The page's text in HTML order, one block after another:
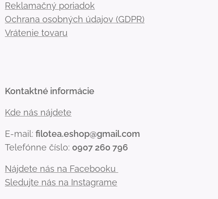
Reklamačný poriadok
Ochrana osobných údajov (GDPR)
Vrátenie tovaru
Kontaktné informácie
Kde nás nájdete
E-mail: filotea.eshop@gmail.com
Telefónne číslo: 0907 260 796
Nájdete nás na Facebooku
Sledujte nás na Instagrame